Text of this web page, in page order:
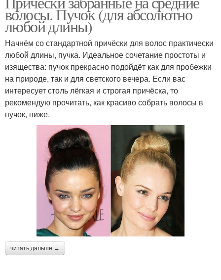
волосы. Пучок (для абсолютно
любой длины)
Начнём со стандартной причёски для волос практически
любой длины, пучка. Идеальное сочетание простоты и
изящества: пучок прекрасно подойдёт как для пробежки
на природе, так и для светского вечера. Если вас
интересует столь лёгкая и строгая причёска, то
рекомендую прочитать, как красиво собрать волосы в
пучок, ниже.
читать дальше →